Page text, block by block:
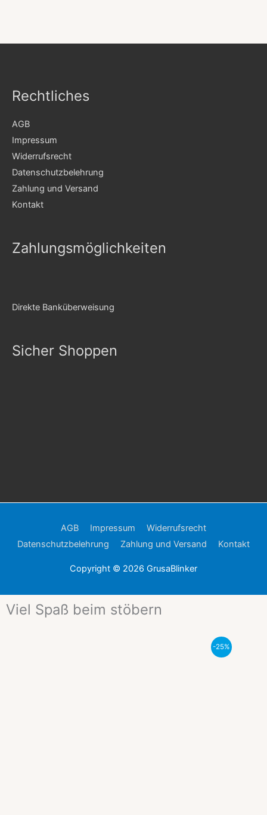
Rechtliches
AGB
Impressum
Widerrufsrecht
Datenschutzbelehrung
Zahlung und Versand
Kontakt
Zahlungsmöglichkeiten
Direkte Banküberweisung
Sicher Shoppen
AGB Impressum
Widerrufsrecht
Datenschutzbelehrung
Zahlung und Versand Kontakt
Copyright © 2026 GrusaBlinker
Viel Spaß beim stöbern
-25%